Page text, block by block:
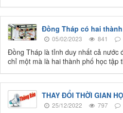
Đồng Tháp có hai
05/02/2023 841
Đồng Tháp là tỉnh duy nhất cả nước
chỉ một mà là hai thành phố học tập
THAY ĐỔI THỜI GIAN
25/12/2022 797